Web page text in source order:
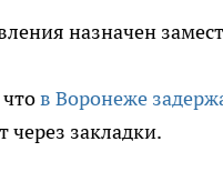
назначен
в Воронеже
через закладки.